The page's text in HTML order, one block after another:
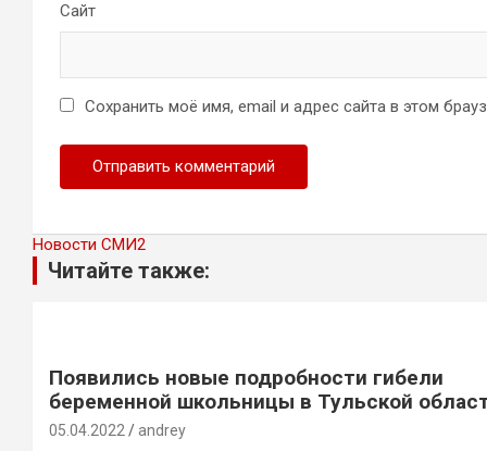
Сайт
Сохранить моё имя, email и адрес сайта в этом
Новости СМИ2
Читайте также:
Появились новые подробности гибели
беременной школьницы в Тульской
05.04.2022 andrey